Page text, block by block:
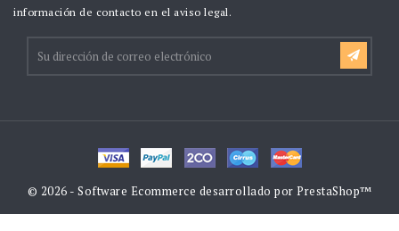
información de contacto en el aviso legal.
© 2026 - Software Ecommerce desarrollado por PrestaShop™